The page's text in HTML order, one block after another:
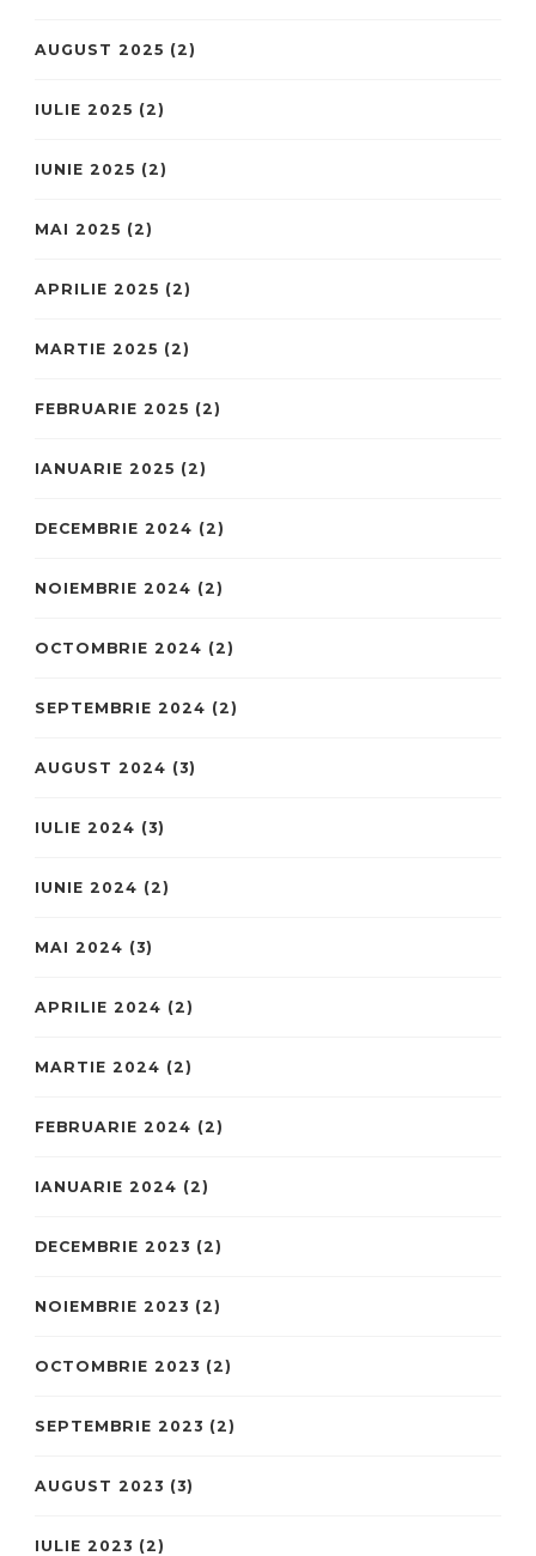
AUGUST 2025 (2)
IULIE 2025 (2)
IUNIE 2025 (2)
MAI 2025 (2)
APRILIE 2025 (2)
MARTIE 2025 (2)
FEBRUARIE 2025 (2)
IANUARIE 2025 (2)
DECEMBRIE 2024 (2)
NOIEMBRIE 2024 (2)
OCTOMBRIE 2024 (2)
SEPTEMBRIE 2024 (2)
AUGUST 2024 (3)
IULIE 2024 (3)
IUNIE 2024 (2)
MAI 2024 (3)
APRILIE 2024 (2)
MARTIE 2024 (2)
FEBRUARIE 2024 (2)
IANUARIE 2024 (2)
DECEMBRIE 2023 (2)
NOIEMBRIE 2023 (2)
OCTOMBRIE 2023 (2)
SEPTEMBRIE 2023 (2)
AUGUST 2023 (3)
IULIE 2023 (2)